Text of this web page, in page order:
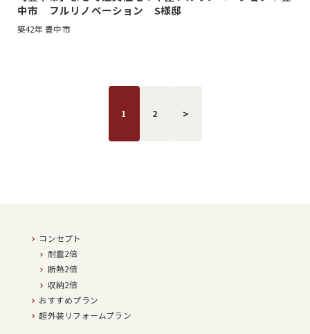
中市 フルリノベーション S様邸
築42年 豊中市
1 2 >
コンセプト
耐震2倍
断熱2倍
収納2倍
おすすめプラン
超外装リフォームプラン